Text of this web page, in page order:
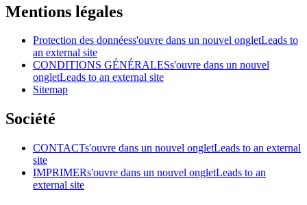
Mentions légales
Protection des donnéess'ouvre dans un nouvel ongletLeads to
an external site
CONDITIONS GÉNÉRALESs'ouvre dans un nouvel
ongletLeads to an external site
Sitemap
Société
CONTACTs'ouvre dans un nouvel ongletLeads to an external
site
IMPRIMERs'ouvre dans un nouvel ongletLeads to an
external site